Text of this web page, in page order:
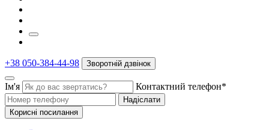
+38 050-384-44-98 Зворотній дзвінок
Ім'я Контактний телефон*
Надіслати
Корисні посилання